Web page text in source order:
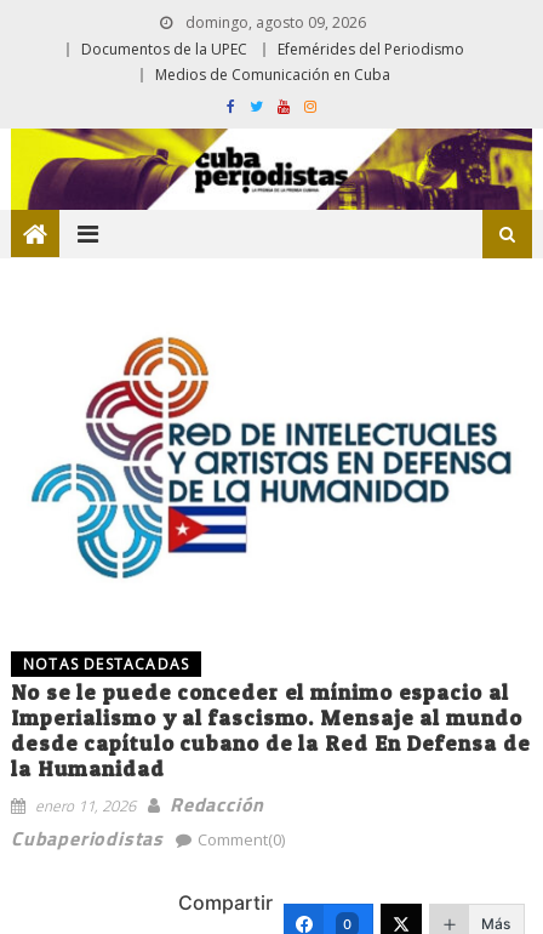
domingo, agosto 09, 2026
Documentos de la UPEC
Efemérides del Periodismo
Medios de Comunicación en Cuba
NOTAS DESTACADAS
No se le puede conceder el mínimo espacio al
Imperialismo y al fascismo. Mensaje al mundo
desde capítulo cubano de la Red En Defensa de
la Humanidad
enero 11, 2026
Redacción
Cubaperiodistas
Comment(0)
Compartir
0 Más